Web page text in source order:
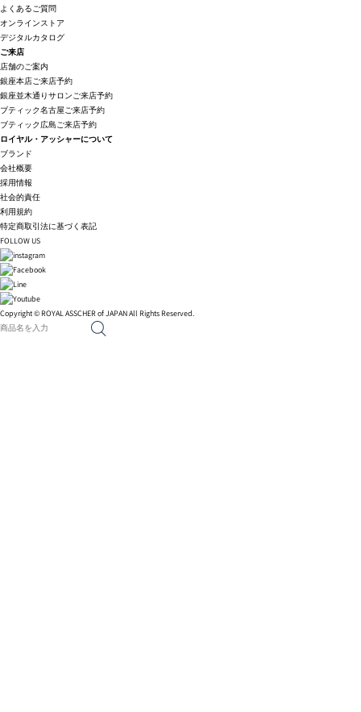
よくあるご質問
オンラインストア
デジタルカタログ
ご来店
店舗のご案内
銀座本店ご来店予約
銀座並木通りサロンご来店予約
ブティック名古屋ご来店予約
ブティック広島ご来店予約
ロイヤル・アッシャーについて
ブランド
会社概要
採用情報
社会的責任
利用規約
特定商取引法に基づく表記
FOLLOW US
Copyright © ROYAL ASSCHER of JAPAN All Rights Reserved.